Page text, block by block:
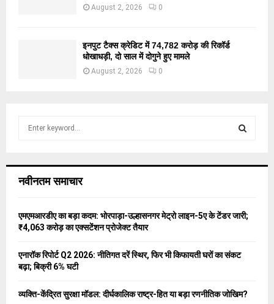
August 2, 2026 0
इनपुट टैक्स क्रेडिट में 74,782 करोड़ की रिकॉर्ड
धोखाधड़ी, दो साल में दोगुने हुए मामले
August 2, 2026 0
h
o
r
C
नवीनतम समाचार
एमएमआरडीए का बड़ा कदम: भोरपाड़ा-उल्हासनगर मेट्रो लाइन-5ए के टेंडर जारी;
₹4,063 करोड़ का एक्सटेंशन प्रोजेक्ट तैयार
एनारॉक रिपोर्ट Q2 2026: नीतिगत दरें स्थिर, फिर भी किफायती घरों का संकट
बढ़ा; बिक्री 6% घटी
व्यक्ति-केंद्रित सुरक्षा मॉडल: दीर्घकालिक राष्ट्र-हित या बड़ा रणनीतिक जोखिम?